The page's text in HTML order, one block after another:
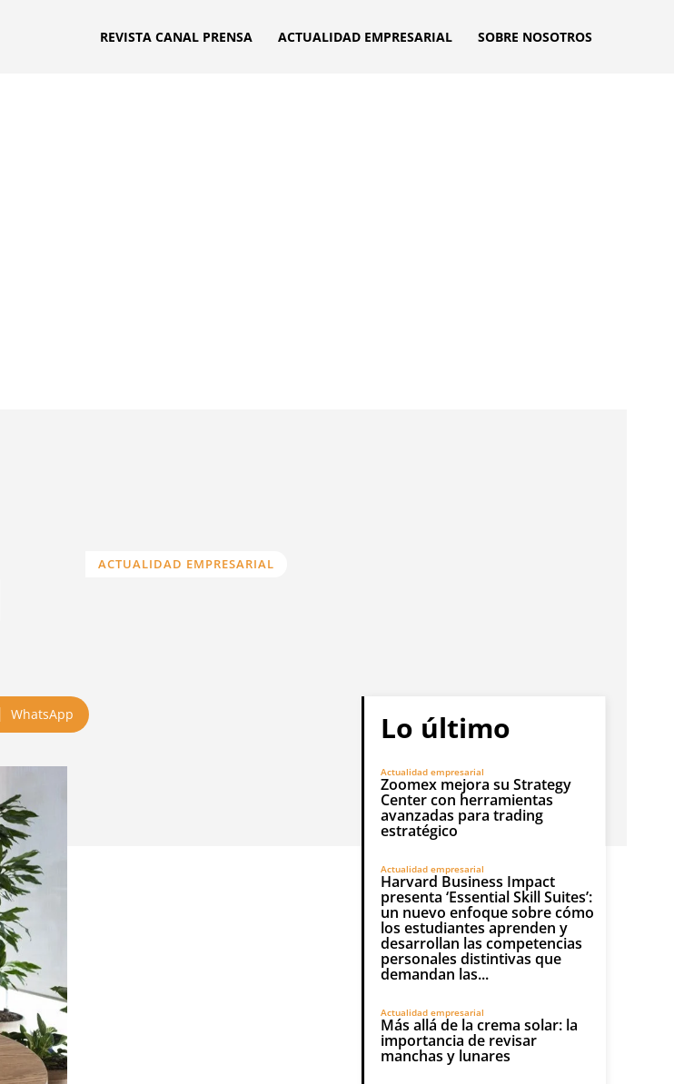
REVISTA CANAL PRENSA ACTUALIDAD EMPRESARIAL SOBRE NOSOTROS
ACTUALIDAD EMPRESARIAL
WhatsApp Lo último
Actualidad empresarial
Zoomex mejora su Strategy
Center con herramientas
avanzadas para trading
estratégico
Actualidad empresarial
Harvard Business Impact
presenta ‘Essential Skill Suites’:
un nuevo enfoque sobre cómo
los estudiantes aprenden y
desarrollan las competencias
personales distintivas que
demandan las...
Actualidad empresarial
Más allá de la crema solar: la
importancia de revisar
manchas y lunares